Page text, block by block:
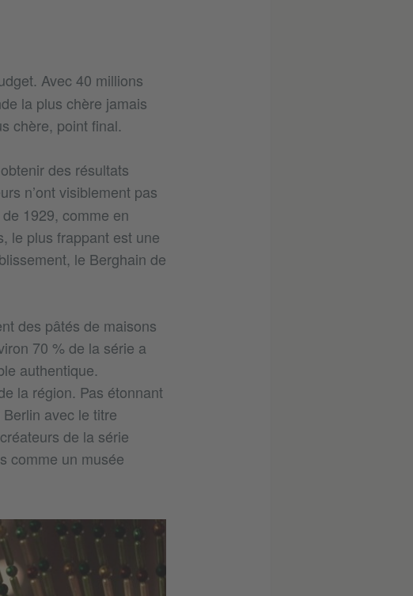
Avec 40 millions
la plus chère jamais
chère, point final.
des résultats
n’ont visiblement pas
1929, comme en
le plus frappant est une
le Berghain de
des pâtés de maisons
70 % de la série a
authentique.
la région. Pas étonnant
avec le titre
de la série
comme un musée